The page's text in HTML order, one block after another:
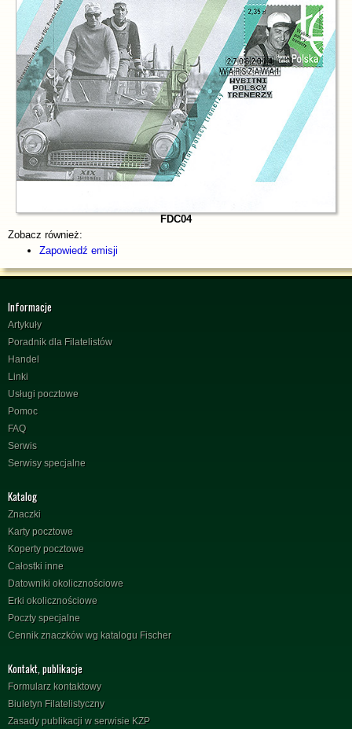
FDC04
Zobacz również:
Zapowiedź emisji
Informacje
Artykuły
Poradnik dla Filatelistów
Handel
Linki
Usługi pocztowe
Pomoc
FAQ
Serwis
Serwisy specjalne
Katalog
Znaczki
Karty pocztowe
Koperty pocztowe
Całostki inne
Datowniki okolicznościowe
Erki okolicznościowe
Poczty specjalne
Cennik znaczków wg katalogu Fischer
Kontakt, publikacje
Formularz kontaktowy
Biuletyn Filatelistyczny
Zasady publikacji w serwisie KZP